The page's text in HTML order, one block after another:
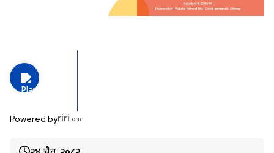
Powered byriri one